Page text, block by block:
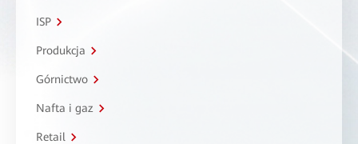
ISP
Produkcja
Górnictwo
Nafta i gaz
Retail